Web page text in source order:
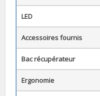
LED
Accessoires fournis
Bac récupérateur
Ergonomie